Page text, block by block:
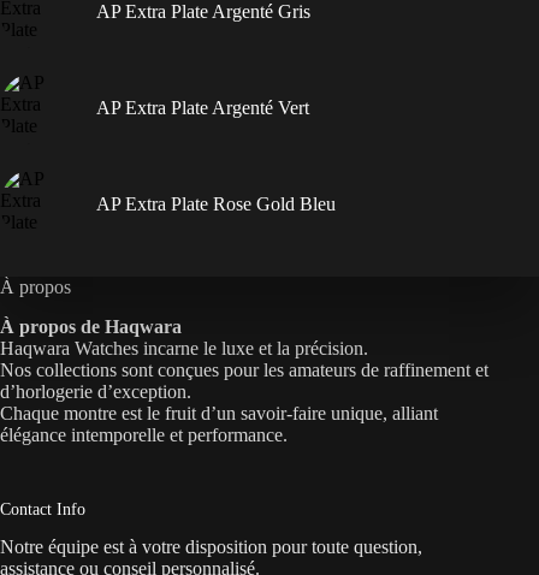
AP Extra Plate Argenté Gris
AP Extra Plate Argenté Vert
AP Extra Plate Rose Gold Bleu
À propos
À propos de Haqwara
Haqwara Watches incarne le luxe et la précision.
Nos collections sont conçues pour les amateurs de raffinement et
d’horlogerie d’exception.
Chaque montre est le fruit d’un savoir-faire unique, alliant
élégance intemporelle et performance.
Contact Info
Notre équipe est à votre disposition pour toute question,
assistance ou conseil personnalisé.